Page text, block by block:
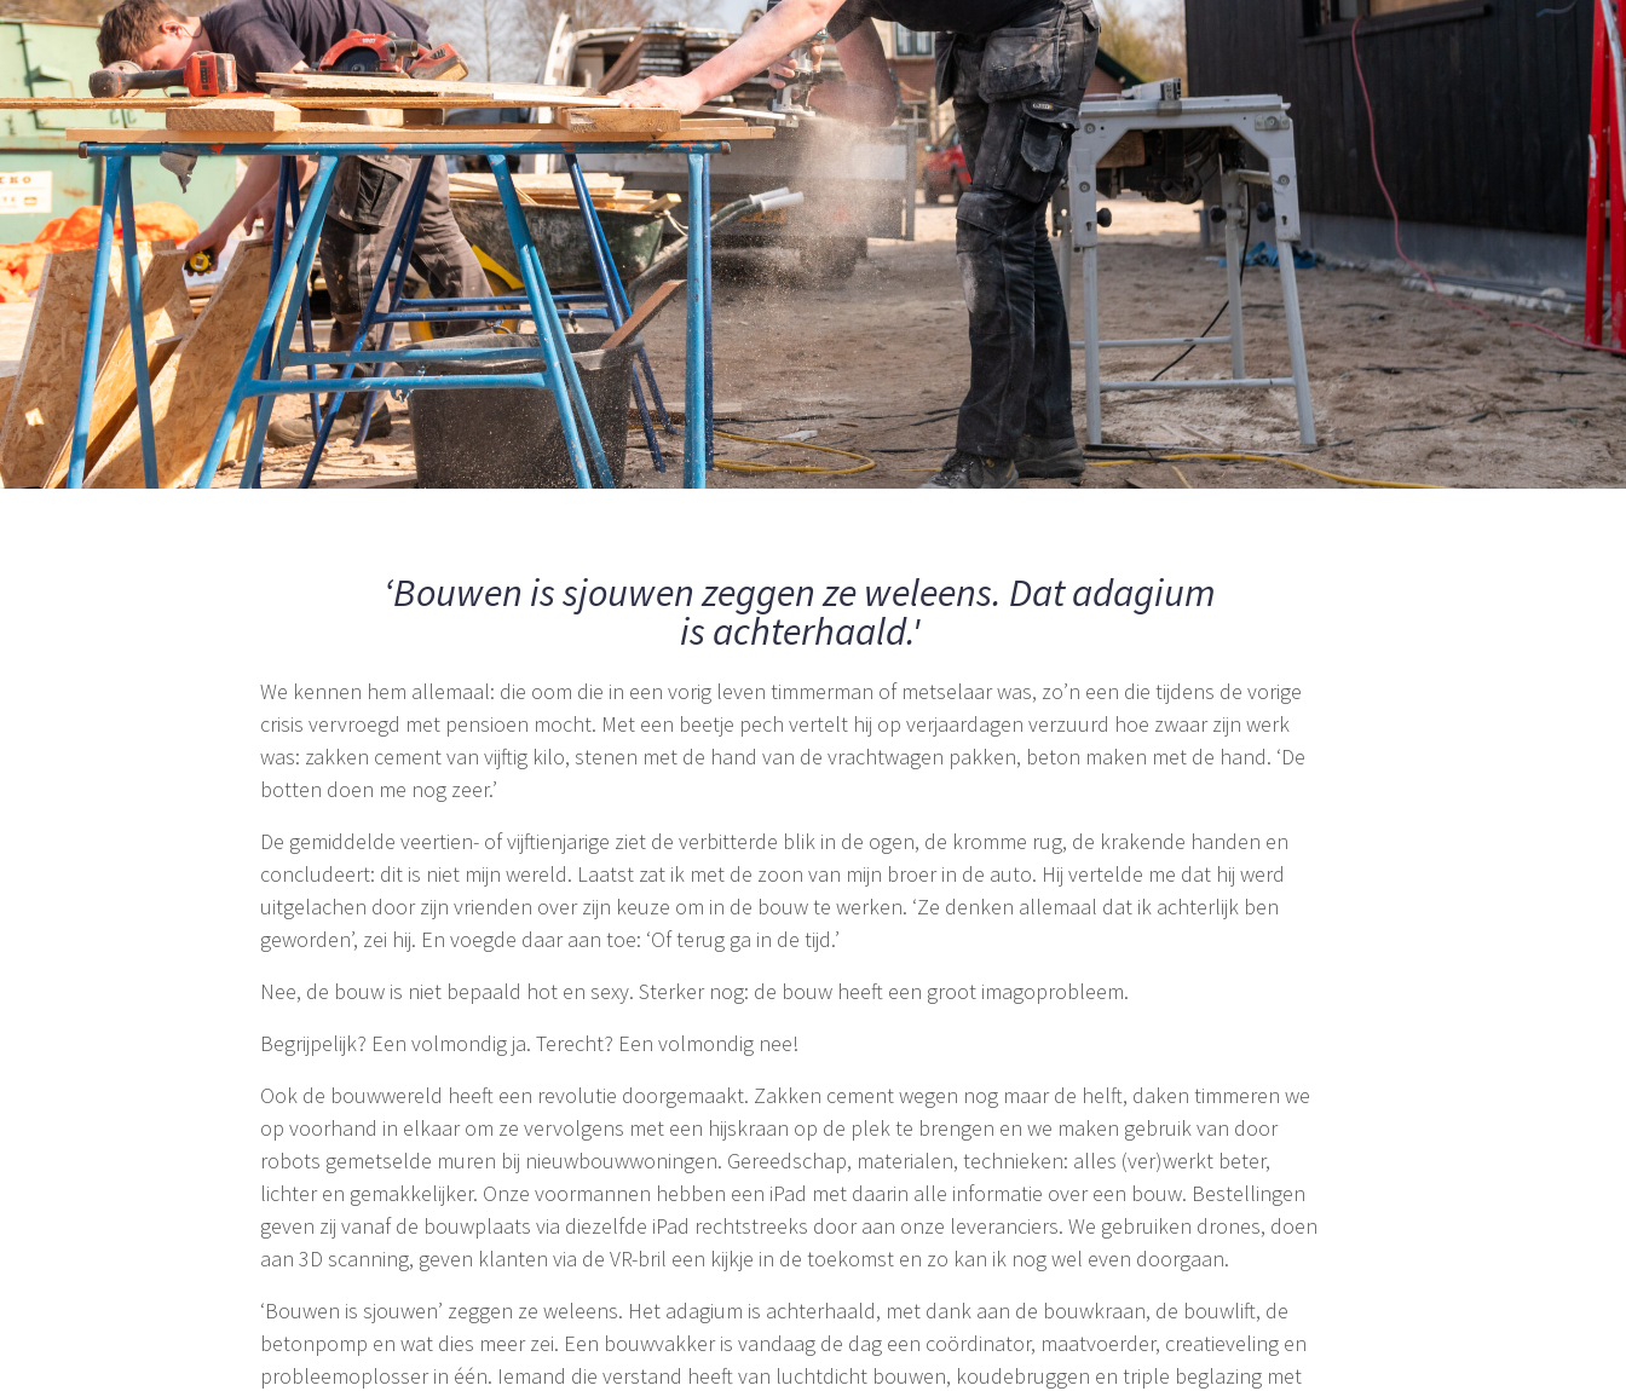
‘Bouwen is sjouwen zeggen ze weleens. Dat adagium
is achterhaald.'
We kennen hem allemaal: die oom die in een vorig leven timmerman of metselaar was, zo’n een die tijdens de vorige
crisis vervroegd met pensioen mocht. Met een beetje pech vertelt hij op verjaardagen verzuurd hoe zwaar zijn werk
was: zakken cement van vijftig kilo, stenen met de hand van de vrachtwagen pakken, beton maken met de hand. ‘De
botten doen me nog zeer.’
De gemiddelde veertien- of vijftienjarige ziet de verbitterde blik in de ogen, de kromme rug, de krakende handen en
concludeert: dit is niet mijn wereld. Laatst zat ik met de zoon van mijn broer in de auto. Hij vertelde me dat hij werd
uitgelachen door zijn vrienden over zijn keuze om in de bouw te werken. ‘Ze denken allemaal dat ik achterlijk ben
geworden’, zei hij. En voegde daar aan toe: ‘Of terug ga in de tijd.’
Nee, de bouw is niet bepaald hot en sexy. Sterker nog: de bouw heeft een groot imagoprobleem.
Begrijpelijk? Een volmondig ja. Terecht? Een volmondig nee!
Ook de bouwwereld heeft een revolutie doorgemaakt. Zakken cement wegen nog maar de helft, daken timmeren we
op voorhand in elkaar om ze vervolgens met een hijskraan op de plek te brengen en we maken gebruik van door
robots gemetselde muren bij nieuwbouwwoningen. Gereedschap, materialen, technieken: alles (ver)werkt beter,
lichter en gemakkelijker. Onze voormannen hebben een iPad met daarin alle informatie over een bouw. Bestellingen
geven zij vanaf de bouwplaats via diezelfde iPad rechtstreeks door aan onze leveranciers. We gebruiken drones, doen
aan 3D scanning, geven klanten via de VR-bril een kijkje in de toekomst en zo kan ik nog wel even doorgaan.
‘Bouwen is sjouwen’ zeggen ze weleens. Het adagium is achterhaald, met dank aan de bouwkraan, de bouwlift, de
betonpomp en wat dies meer zei. Een bouwvakker is vandaag de dag een coördinator, maatvoerder, creatieveling en
probleemoplosser in één. Iemand die verstand heeft van luchtdicht bouwen, koudebruggen en triple beglazing met